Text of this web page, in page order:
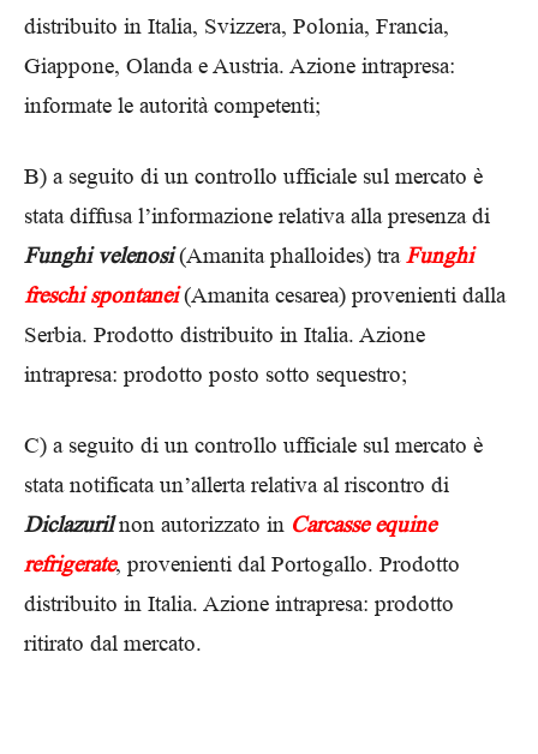
distribuito in Italia, Svizzera, Polonia, Francia,
Giappone, Olanda e Austria. Azione intrapresa:
informate le autorità competenti;
B) a seguito di un controllo ufficiale sul mercato è
stata diffusa l’informazione relativa alla presenza di
Funghi velenosi(Amanita phalloides) tra Funghi
freschi spontanei(Amanita cesarea) provenienti dalla
Serbia. Prodotto distribuito in Italia. Azione
intrapresa: prodotto posto sotto sequestro;
C) a seguito di un controllo ufficiale sul mercato è
stata notificata un’allerta relativa al riscontro di
Diclazurilnon autorizzato in Carcasse equine
refrigerate, provenienti dal Portogallo. Prodotto
distribuito in Italia. Azione intrapresa: prodotto
ritirato dal mercato.